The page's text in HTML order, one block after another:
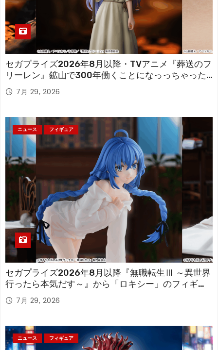
セガプライズ2026年8月以降・TVアニメ『葬送のフ
リーレン』鉱山で300年働くことになっっちゃった
「フリーレン」を立体化！
7月 29, 2026
ニュース フィギュア
セガプライズ2026年8月以降『無職転生Ⅲ ～異世界
行ったら本気だす～』から「ロキシー」のフィギュ
アが登場！
7月 29, 2026
ニュース フィギュア